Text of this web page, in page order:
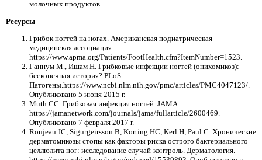
молочных продуктов.
Ресурсы
Грибок ногтей на ногах. Американская подиатрическая
медицинская ассоциация.
https://www.apma.org/Patients/FootHealth.cfm?ItemNumber=1523.
Ганнум М., Ишам Н. Грибковые инфекции ногтей (онихомикоз):
бесконечная история? PLoS
Патогены.https://www.ncbi.nlm.nih.gov/pmc/articles/PMC4047123/.
Опубликовано 5 июня 2015 г.
Muth CC. Грибковая инфекция ногтей. JAMA.
https://jamanetwork.com/journals/jama/fullarticle/2600469.
Опубликовано 7 февраля 2017 г.
Roujeau JC, Sigurgeirsson B, Korting HC, Kerl H, Paul C. Хронические
дерматомикозы стопы как факторы риска острого бактериального
целлюлита ног: исследование случай-контроль. Дерматология.